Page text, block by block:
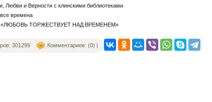
Любви и Верности с клинскими библиотеками
времена
«ЛЮБОВЬ ТОРЖЕСТВУЕТ НАД ВРЕМЕНЕМ»
301299 Комментариев: (0) |